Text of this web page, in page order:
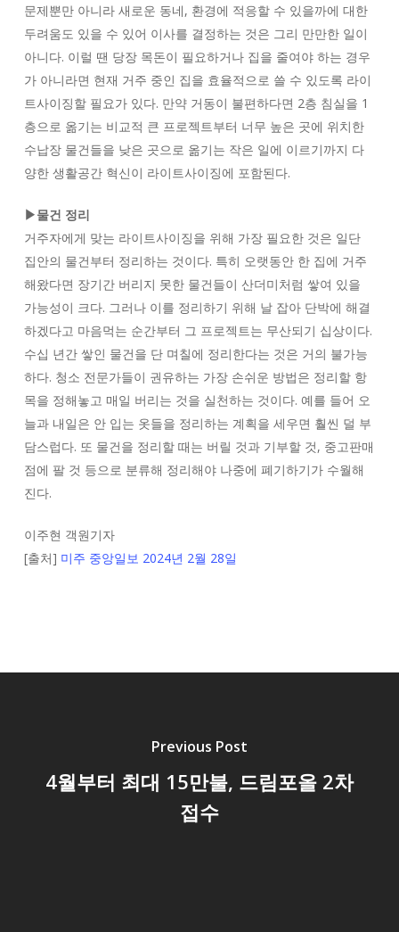
문제뿐만 아니라 새로운 동네, 환경에 적응할 수 있을까에 대한
두려움도 있을 수 있어 이사를 결정하는 것은 그리 만만한 일이
아니다. 이럴 땐 당장 목돈이 필요하거나 집을 줄여야 하는 경우
가 아니라면 현재 거주 중인 집을 효율적으로 쓸 수 있도록 라이
트사이징할 필요가 있다. 만약 거동이 불편하다면 2층 침실을 1
층으로 옮기는 비교적 큰 프로젝트부터 너무 높은 곳에 위치한
수납장 물건들을 낮은 곳으로 옮기는 작은 일에 이르기까지 다
양한 생활공간 혁신이 라이트사이징에 포함된다.
▶물건 정리
거주자에게 맞는 라이트사이징을 위해 가장 필요한 것은 일단
집안의 물건부터 정리하는 것이다. 특히 오랫동안 한 집에 거주
해왔다면 장기간 버리지 못한 물건들이 산더미처럼 쌓여 있을
가능성이 크다. 그러나 이를 정리하기 위해 날 잡아 단박에 해결
하겠다고 마음먹는 순간부터 그 프로젝트는 무산되기 십상이다.
수십 년간 쌓인 물건을 단 며칠에 정리한다는 것은 거의 불가능
하다. 청소 전문가들이 권유하는 가장 손쉬운 방법은 정리할 항
목을 정해놓고 매일 버리는 것을 실천하는 것이다. 예를 들어 오
늘과 내일은 안 입는 옷들을 정리하는 계획을 세우면 훨씬 덜 부
담스럽다. 또 물건을 정리할 때는 버릴 것과 기부할 것, 중고판매
점에 팔 것 등으로 분류해 정리해야 나중에 폐기하기가 수월해
진다.
이주현 객원기자
[출처] 미주 중앙일보 2024년 2월 28일
Previous Post
4월부터 최대 15만불, 드림포올 2차
접수